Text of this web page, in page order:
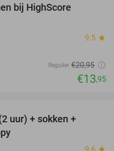
bij HighScore
9.5 star
Regulier €20,95
€13,95
uur) + sokken +
star